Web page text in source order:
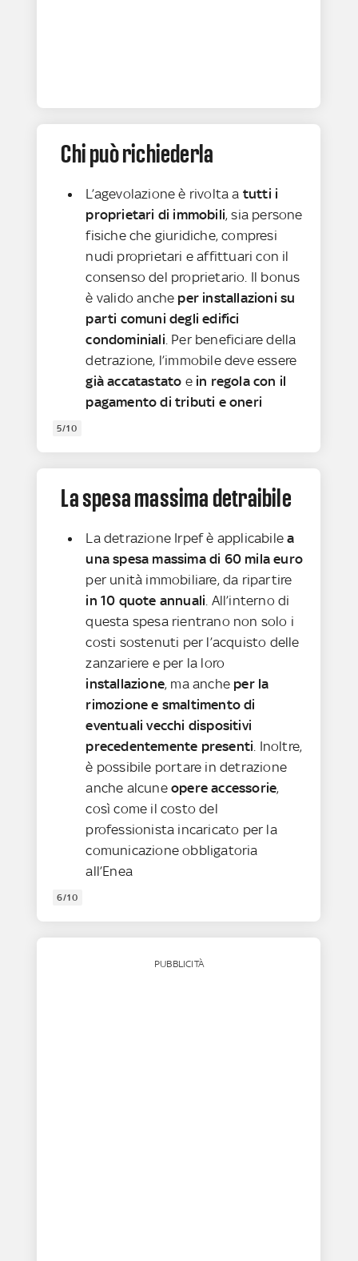
Chi può richiederla
L’agevolazione è rivolta a tutti i
proprietari di immobili, sia persone
fisiche che giuridiche, compresi
nudi proprietari e affittuari con il
consenso del proprietario. Il bonus
è valido anche per installazioni su
parti comuni degli edifici
condominiali . Per beneficiare della
detrazione, l’immobile deve essere
già accatastato e in regola con il
pagamento di tributi e oneri
5/10
La spesa massima detraibile
La detrazione Irpef è applicabilea
una spesa massima di 60 mila euro
per unità immobiliare, da ripartire
in 10 quote annuali . All’interno di
questa spesa rientrano non solo i
costi sostenuti per l’acquisto delle
zanzariere e per la loro
installazione, ma anche per la
rimozione e smaltimento di
eventuali vecchi dispositivi
precedentemente presenti . Inoltre,
è possibile portare in detrazione
anche alcuneopere accessorie,
così come il costo del
professionista incaricato per la
comunicazione obbligatoria
all’Enea
6/10
PUBBLICITÀ